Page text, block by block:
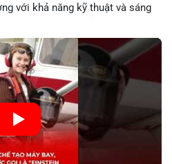
với khả năng kỹ thuật và sáng
và thử nghiệm máy bay, được
của Einstein. Thành tựu này
học tập nhanh chóng mà còn thể
trong lĩnh vực công nghệ. Mặc dù
chính hoặc crypto, sự phát
tạo cơ hội đầu tư hoặc ứng